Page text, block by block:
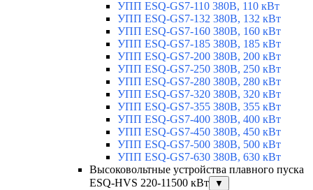
УПП ESQ-GS7-110 380В, 110 кВт
УПП ESQ-GS7-132 380В, 132 кВт
УПП ESQ-GS7-160 380В, 160 кВт
УПП ESQ-GS7-185 380В, 185 кВт
УПП ESQ-GS7-200 380В, 200 кВт
УПП ESQ-GS7-250 380В, 250 кВт
УПП ESQ-GS7-280 380В, 280 кВт
УПП ESQ-GS7-320 380В, 320 кВт
УПП ESQ-GS7-355 380В, 355 кВт
УПП ESQ-GS7-400 380В, 400 кВт
УПП ESQ-GS7-450 380В, 450 кВт
УПП ESQ-GS7-500 380В, 500 кВт
УПП ESQ-GS7-630 380В, 630 кВт
Высоковольтные устройства плавного пуска
ESQ-HVS 220-11500 кВт
▼